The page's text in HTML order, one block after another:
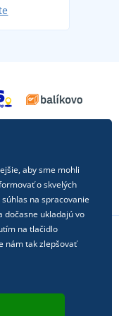
sieťach
aby sme mohli
o skvelých
na spracovanie
dočasne ukladajú vo
na tlačidlo
nám tak zlepšovať